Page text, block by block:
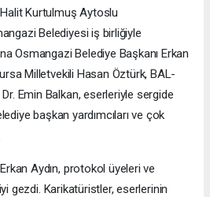
Kurtulmuş Aytoslu
Belediyesi iş birliğiyle
Osmangazi Belediye Başkanı Erkan
Milletvekili Hasan Öztürk, BAL-
Emin Balkan, eserleriyle sergide
başkan yardımcıları ve çok
Erkan Aydın, protokol üyeleri ve
gezdi. Karikatüristler, eserlerinin